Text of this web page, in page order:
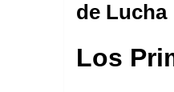
de Lucha
Los